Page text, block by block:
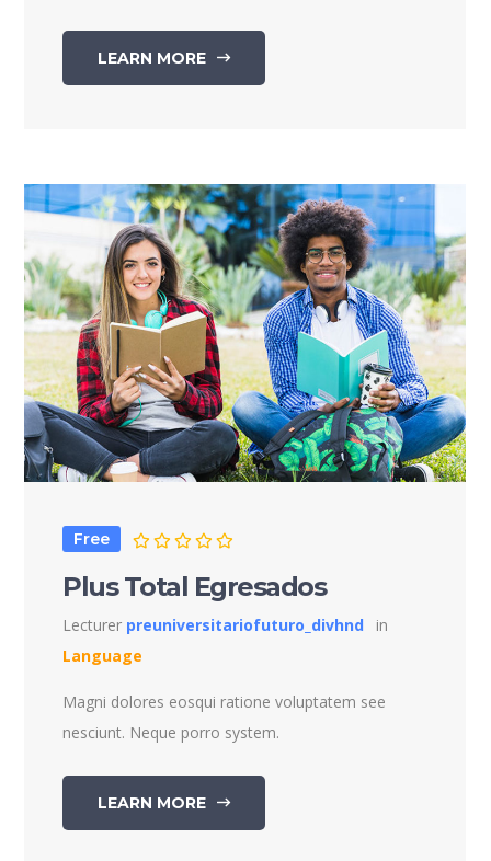
LEARN MORE
Free
Plus Total Egresados
Lecturer preuniversitariofuturo_divhnd
in
Language
Magni dolores eosqui ratione voluptatem see
nesciunt. Neque porro system.
LEARN MORE